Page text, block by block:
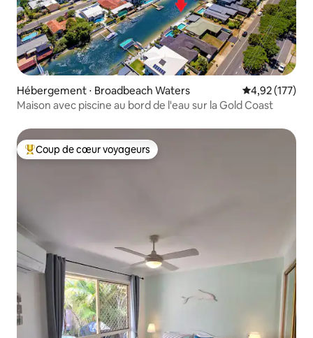
Hébergement ⋅ Broadbeach Waters Évaluation
4,92 (177)
Maison avec piscine au bord de l'eau sur la Gold Coast
Coups de cœur voyageurs les plus appréciés
Coup de cœur voyageurs